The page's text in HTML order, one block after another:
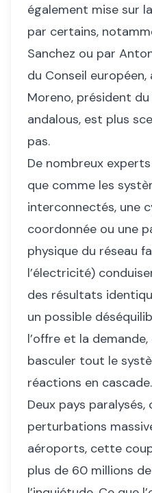
également mise sur
par certains,
Sanchez ou par
du Conseil
Moreno, président
andalous, est plus
pas.
De nombreux
que comme les
interconnectés, une
coordonnée ou une
physique du réseau
l’électricité)
des résultats
un possible
l’offre et la
basculer tout le
réactions en cascade.
Deux pays
perturbations
aéroports, cette
plus de 60 millions